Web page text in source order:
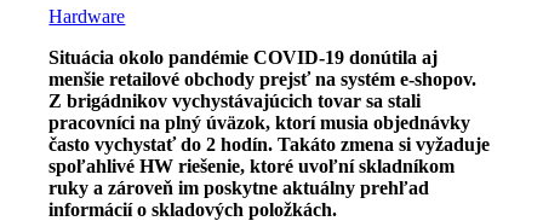
Hardware
Situácia okolo pandémie COVID-19 donútila aj
menšie retailové obchody prejsť na systém e-shopov.
Z brigádnikov vychystávajúcich tovar sa stali
pracovníci na plný úväzok, ktorí musia objednávky
často vychystať do 2 hodín. Takáto zmena si vyžaduje
spoľahlivé HW riešenie, ktoré uvoľní skladníkom
ruky a zároveň im poskytne aktuálny prehľad
informácií o skladových položkách.